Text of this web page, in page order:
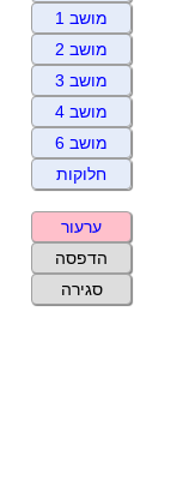
מושב 1
מושב 2
מושב 3
מושב 4
מושב 6
חלוקות
ערעור
הדפסה
סגירה